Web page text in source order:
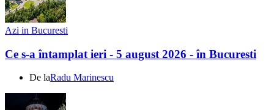
Azi in Bucuresti
Ce s-a întamplat ieri - 5 august 2026 - în Bucuresti
De laRadu Marinescu